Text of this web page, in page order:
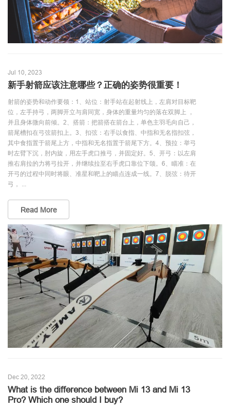
Jul 10, 2023
新手射箭应该注意哪些？正确的姿势很重要！
射箭的姿势和动作要领：1、站位：射手站在起射线上，左肩对目标靶
位，左手持弓，两脚开立与肩同宽，身体的重量均匀的落在双脚上 ，
并且身体微向前倾。2、搭箭：把箭搭在箭台上，单色主羽毛向自己，
箭尾槽扣在弓弦箭扣上。3、扣弦：右手以食指、中指和无名指扣弦，
其中食指置于箭尾上方，中指和无名指置于箭尾下方。4、预拉：举弓
时左臂下沉，肘内旋，用左手虎口推弓，并固定好。5、开弓：以左肩
推右肩拉的力将弓拉开，并继续拉至右手虎口靠位下颌。6、瞄准：在
开弓的过程中同时将眼、准星和靶上的瞄点连成一线。7、脱弦：待开
弓， ...
Read More
Dec 20, 2022
What is the difference between Mi 13 and Mi 13
Pro? Which one should I buy?